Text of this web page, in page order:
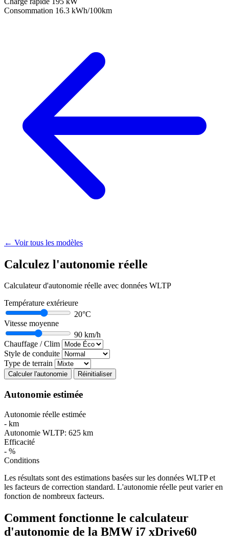
Consommation 16.3 kWh/100km
← Voir tous les modèles
Calculez l'autonomie réelle
Calculateur d'autonomie réelle avec données WLTP
Température extérieure
20°C
Vitesse moyenne
90 km/h
Chauffage / Clim
Style de conduite
Type de terrain
Calculer l'autonomie Réinitialiser
Autonomie estimée
Autonomie réelle estimée
- km
Autonomie WLTP: 625 km
Efficacité
- %
Conditions
Les résultats sont des estimations basées sur les données WLTP et
les facteurs de correction standard. L'autonomie réelle peut varier en
fonction de nombreux facteurs.
Comment fonctionne le calculateur
d'autonomie de la BMW i7 xDrive60